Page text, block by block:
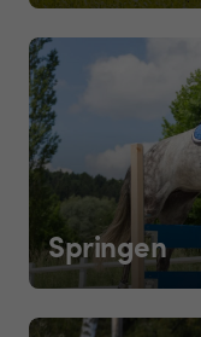
Springen